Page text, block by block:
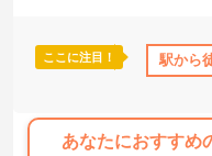
格OK 日勤のみ 年間休
ここに注目！ 駅から
あなたにおすすめ